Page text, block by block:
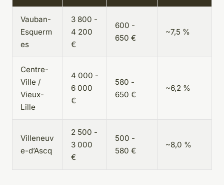
Vauban-
Esquerm
es
3 800 -
4 200
€
600 -
650 €
~7,5 %
Centre-
Ville /
Vieux-
Lille
4 000 -
6 000
€
580 -
650 €
~6,2 %
Villeneuv
e-d’Ascq
2 500 -
3 000
€
500 -
580 €
~8,0 %